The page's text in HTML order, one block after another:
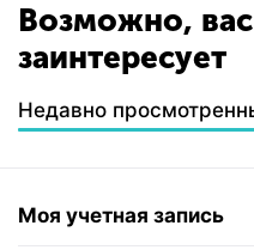
Возможно,
заинтересует
Недавно
Моя учетная запись